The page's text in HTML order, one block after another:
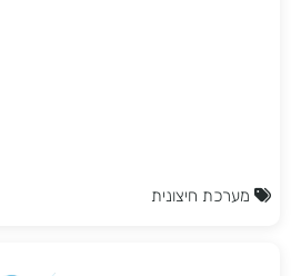
מערכת חיצונית